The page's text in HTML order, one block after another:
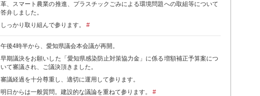
革、スマート農業の推進、プラスチックごみによる環境問題への取組等について
答弁しました。
しっかり取り組んで参ります。 #
午後4時半から、愛知県議会本会議が再開。
早期議決をお願いした「愛知県感染防止対策協力金」に係る増額補正予算案につ
いて審議され、ご議決頂きました。
審議経過を十分尊重し、適切に運用して参ります。
明日からは一般質問。建設的な議論を重ねて参ります。 #